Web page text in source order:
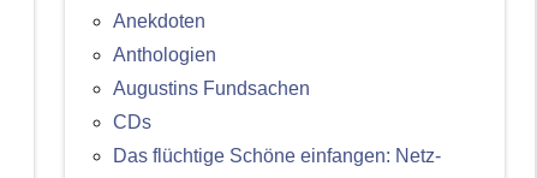
Anekdoten
Anthologien
Augustins Fundsachen
CDs
Das flüchtige Schöne einfangen: Netz-